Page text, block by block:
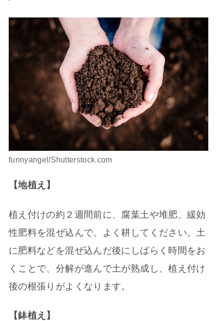
funnyangel/Shutterstock.com
【地植え】
植え付けの約２週間前に、腐葉土や堆肥、緩効
性肥料を混ぜ込んで、よく耕してください。土
に肥料などを混ぜ込んだ後にしばらく時間をお
くことで、分解が進んで土が熟成し、植え付け
後の根張りがよくなります。
【鉢植え】